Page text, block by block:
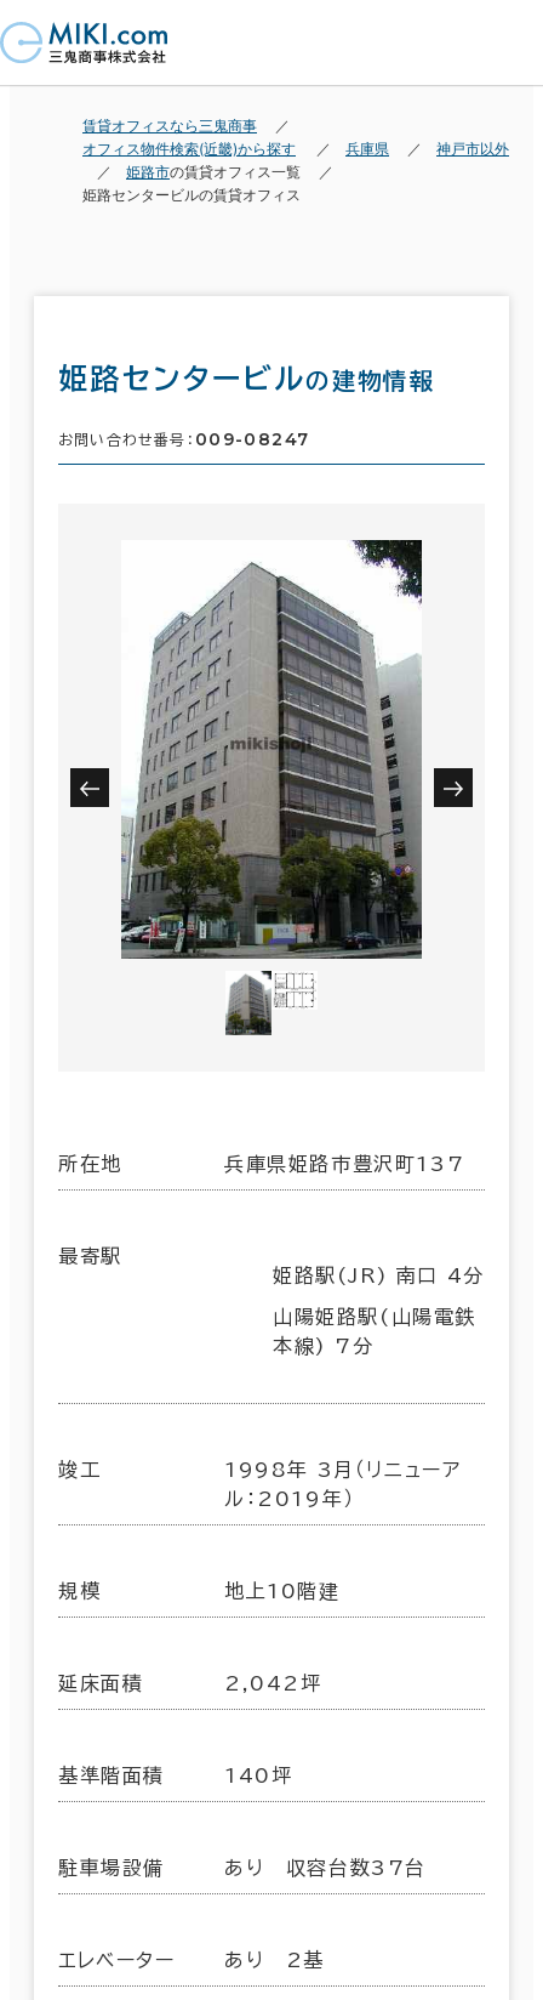
賃貸オフィスなら三鬼商事
オフィス物件検索(近畿)から探す
兵庫県
神戸市以外
姫路市の賃貸オフィス一覧
姫路センタービルの賃貸オフィス
姫路センタービルの建物情報
お問い合わせ番号： 009-08247
所在地 兵庫県姫路市豊沢町137
最寄駅
姫路駅(JR) 南口 4分
山陽姫路駅(山陽電鉄
本線) 7分
竣工
1998年 3月（リニューア
ル：2019年）
規模 地上10階建
延床面積 2,042坪
基準階面積 140坪
駐車場設備 あり 収容台数37台
エレベーター あり 2基